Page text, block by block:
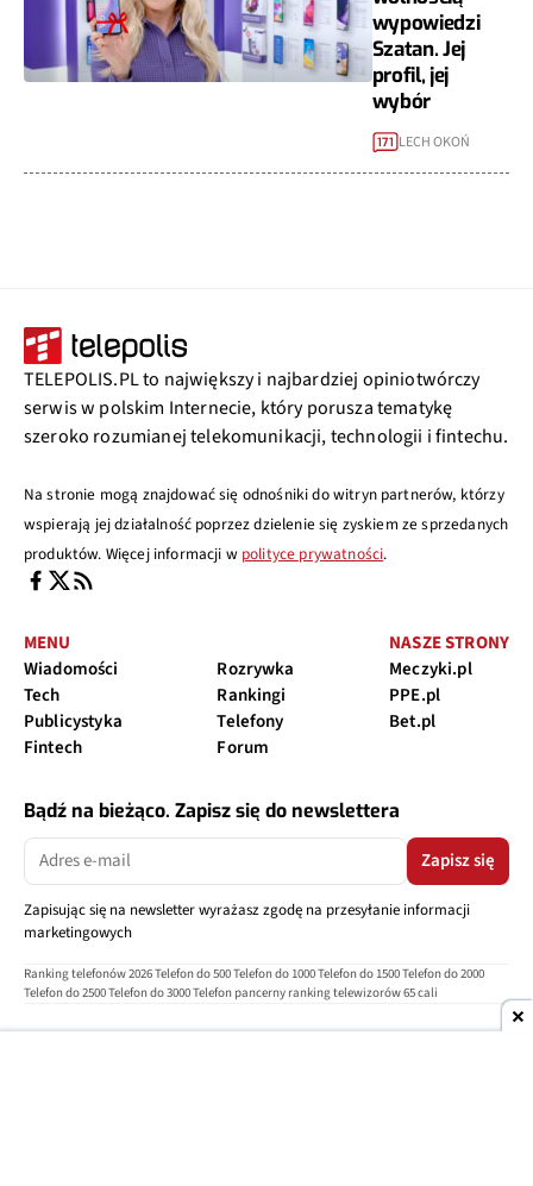
wypowiedzi
Szatan. Jej
profil, jej
wybór
171 LECH OKOŃ
TELEPOLIS.PL to największy i najbardziej opiniotwórczy
serwis w polskim Internecie, który porusza tematykę
szeroko rozumianej telekomunikacji, technologii i fintechu.
Na stronie mogą znajdować się odnośniki do witryn partnerów, którzy
wspierają jej działalność poprzez dzielenie się zyskiem ze sprzedanych
produktów. Więcej informacji w polityce prywatności.
MENU
Wiadomości
Tech
Publicystyka
Fintech
Rozrywka
Rankingi
Telefony
Forum
NASZE STRONY
Meczyki.pl
PPE.pl
Bet.pl
Bądź na bieżąco. Zapisz się do newslettera
Zapisz się
Zapisując się na newsletter wyrażasz zgodę na przesyłanie informacji
marketingowych
Ranking telefonów 2026Telefon do 500Telefon do 1000Telefon do 1500Telefon do 2000
Telefon do 2500Telefon do 3000Telefon pancerny ranking telewizorów 65 cali